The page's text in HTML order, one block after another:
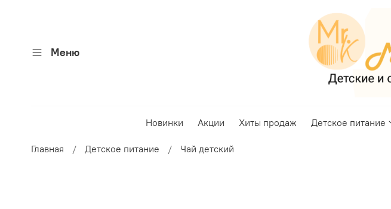
Меню
Новинки Акции Хиты продаж Детское питание
Главная Детское питание Чай детский